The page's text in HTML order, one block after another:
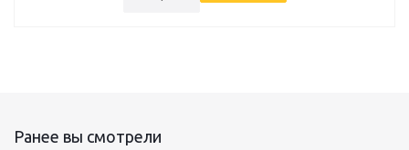
Ранее вы смотрели